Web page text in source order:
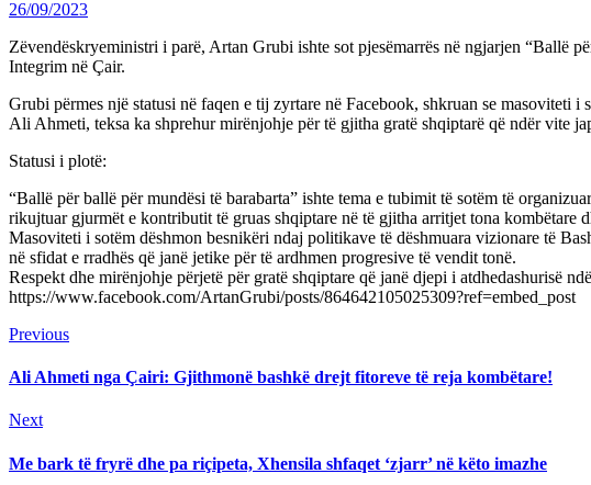
26/09/2023
Zëvendëskryeministri i parë, Artan Grubi ishte sot pjesëmarrës në ngjarjen “Ballë
Integrim në Çair.
Grubi përmes një statusi në faqen e tij zyrtare në Facebook, shkruan se
Ali Ahmeti, teksa ka shprehur mirënjohje për të gjitha gratë shqiptarë që ndër vite
Statusi i plotë:
“Ballë për ballë për mundësi të barabarta” ishte tema e tubimit të sotëm të
rikujtuar gjurmët e kontributit të gruas shqiptare në të gjitha arritjet tona kombëtare
Masoviteti i sotëm dëshmon besnikëri ndaj politikave të dëshmuara vizionare të
në sfidat e rradhës që janë jetike për të ardhmen progresive të vendit tonë.
Respekt dhe mirënjohje përjetë për gratë shqiptare që janë djepi i atdhedashurisë
https://www.facebook.com/ArtanGrubi/posts/864642105025309?ref=embed_post
Continue
Reading
PreviousPrevious
Ali Ahmeti nga Çairi: Gjithmonë bashkë drejt fitoreve të reja kombëtare!
NextNext
Me bark të fryrë dhe pa riçipeta, Xhensila shfaqet ‘zjarr’ në këto imazhe